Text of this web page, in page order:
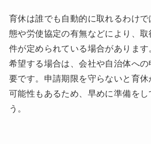
育休は誰でも自動的に取れるわけ
態や労使協定の有無などにより、
件が定められている場合がありま
希望する場合は、会社や自治体へ
要です。申請期限を守らないと育
可能性もあるため、早めに準備をし
う。